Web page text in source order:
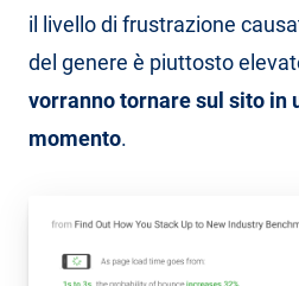
il livello di frustrazione
del genere è piuttosto
vorranno tornare sul sito in
momento.